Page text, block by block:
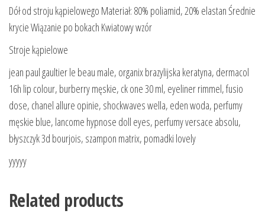
Dół od stroju kąpielowego Materiał: 80% poliamid, 20% elastan Średnie
krycie Wiązanie po bokach Kwiatowy wzór
Stroje kąpielowe
jean paul gaultier le beau male, organix brazylijska keratyna, dermacol
16h lip colour, burberry męskie, ck one 30 ml, eyeliner rimmel, fusio
dose, chanel allure opinie, shockwaves wella, eden woda, perfumy
męskie blue, lancome hypnose doll eyes, perfumy versace absolu,
błyszczyk 3d bourjois, szampon matrix, pomadki lovely
yyyyy
Related products